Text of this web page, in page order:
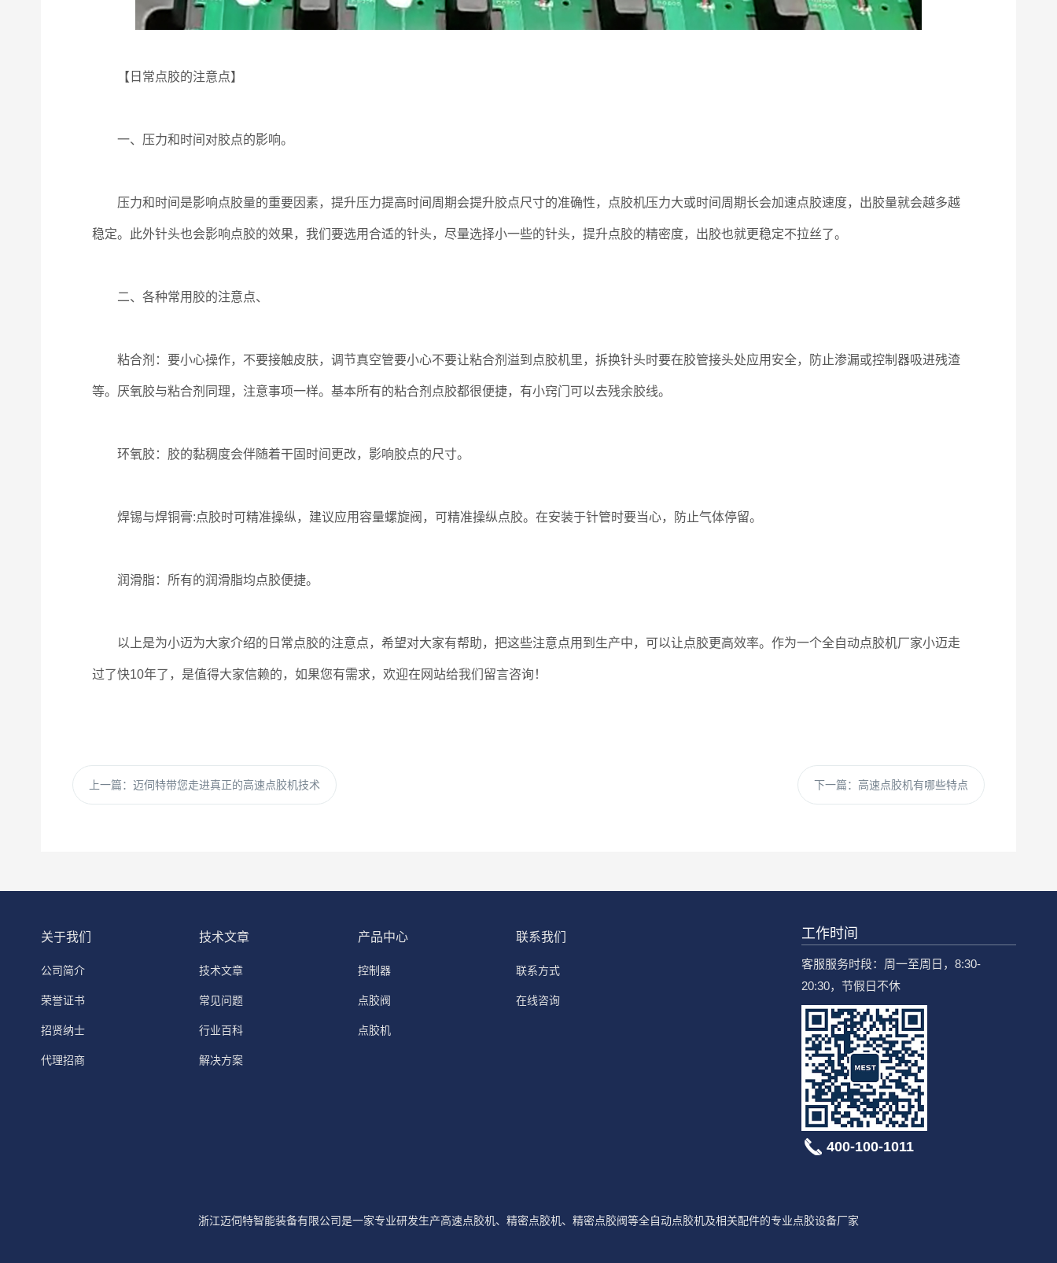
【日常点胶的注意点】
一、压力和时间对胶点的影响。
压力和时间是影响点胶量的重要因素，提升压力提高时间周期会提升胶点尺寸的准确性，点胶机压力大或时间周期长会加速点胶速度，出胶量就会越多越
稳定。此外针头也会影响点胶的效果，我们要选用合适的针头，尽量选择小一些的针头，提升点胶的精密度，出胶也就更稳定不拉丝了。
二、各种常用胶的注意点、
粘合剂：要小心操作，不要接触皮肤，调节真空管要小心不要让粘合剂溢到点胶机里，拆换针头时要在胶管接头处应用安全，防止渗漏或控制器吸进残渣
等。厌氧胶与粘合剂同理，注意事项一样。基本所有的粘合剂点胶都很便捷，有小窍门可以去残余胶线。
环氧胶：胶的黏稠度会伴随着干固时间更改，影响胶点的尺寸。
焊锡与焊铜膏:点胶时可精准操纵，建议应用容量螺旋阀，可精准操纵点胶。在安装于针管时要当心，防止气体停留。
润滑脂：所有的润滑脂均点胶便捷。
以上是为小迈为大家介绍的日常点胶的注意点，希望对大家有帮助，把这些注意点用到生产中，可以让点胶更高效率。作为一个全自动点胶机厂家小迈走
过了快10年了，是值得大家信赖的，如果您有需求，欢迎在网站给我们留言咨询！
上一篇： 迈伺特带您走进真正的高速点胶机技术 下一篇： 高速点胶机有哪些特点
关于我们
公司简介
荣誉证书
招贤纳士
代理招商
技术文章
技术文章
常见问题
行业百科
解决方案
产品中心
控制器
点胶阀
点胶机
联系我们
联系方式
在线咨询
工作时间
客服服务时段：周一至周日，8:30-
20:30，节假日不休
400-100-1011
浙江迈伺特智能装备有限公司是一家专业研发生产高速点胶机、精密点胶机、精密点胶阀等全自动点胶机及相关配件的专业点胶设备厂家